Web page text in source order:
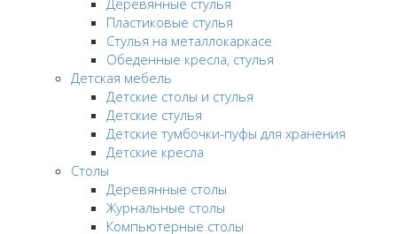
Деревянные стулья
Пластиковые стулья
Стулья на металлокаркасе
Обеденные кресла, стулья
Детская мебель
Детские столы и стулья
Детские стулья
Детские тумбочки-пуфы для хранения
Детские кресла
Столы
Деревянные столы
Журнальные столы
Компьютерные столы